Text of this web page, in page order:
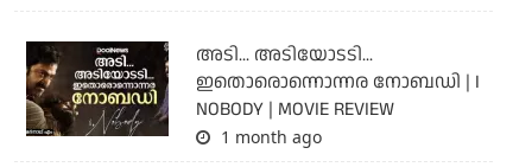
അടി... അടിയോടടി...
ഇതൊരൊന്നൊന്നര നോബഡി | I
NOBODY | MOVIE REVIEW
1 month ago